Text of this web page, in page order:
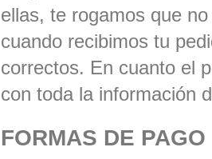
ellas, te rogamos que
cuando recibimos tu
correctos. En cuanto el
con toda la información
FORMAS DE PAGO